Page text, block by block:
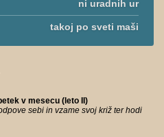
ni uradnih ur
takoj po sveti maši